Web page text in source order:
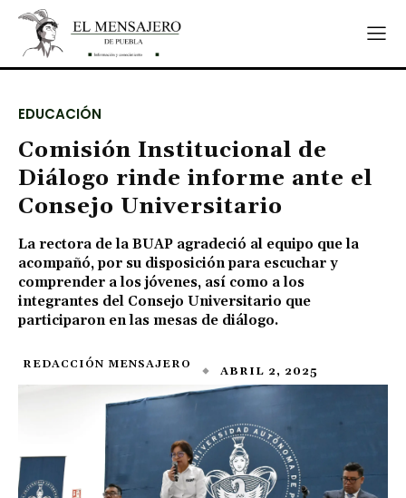
EDUCACIÓN
Comisión Institucional de
Diálogo rinde informe ante el
Consejo Universitario
La rectora de la BUAP agradeció al equipo que la
acompañó, por su disposición para escuchar y
comprender a los jóvenes, así como a los
integrantes del Consejo Universitario que
participaron en las mesas de diálogo.
REDACCIÓN MENSAJERO ABRIL 2, 2025